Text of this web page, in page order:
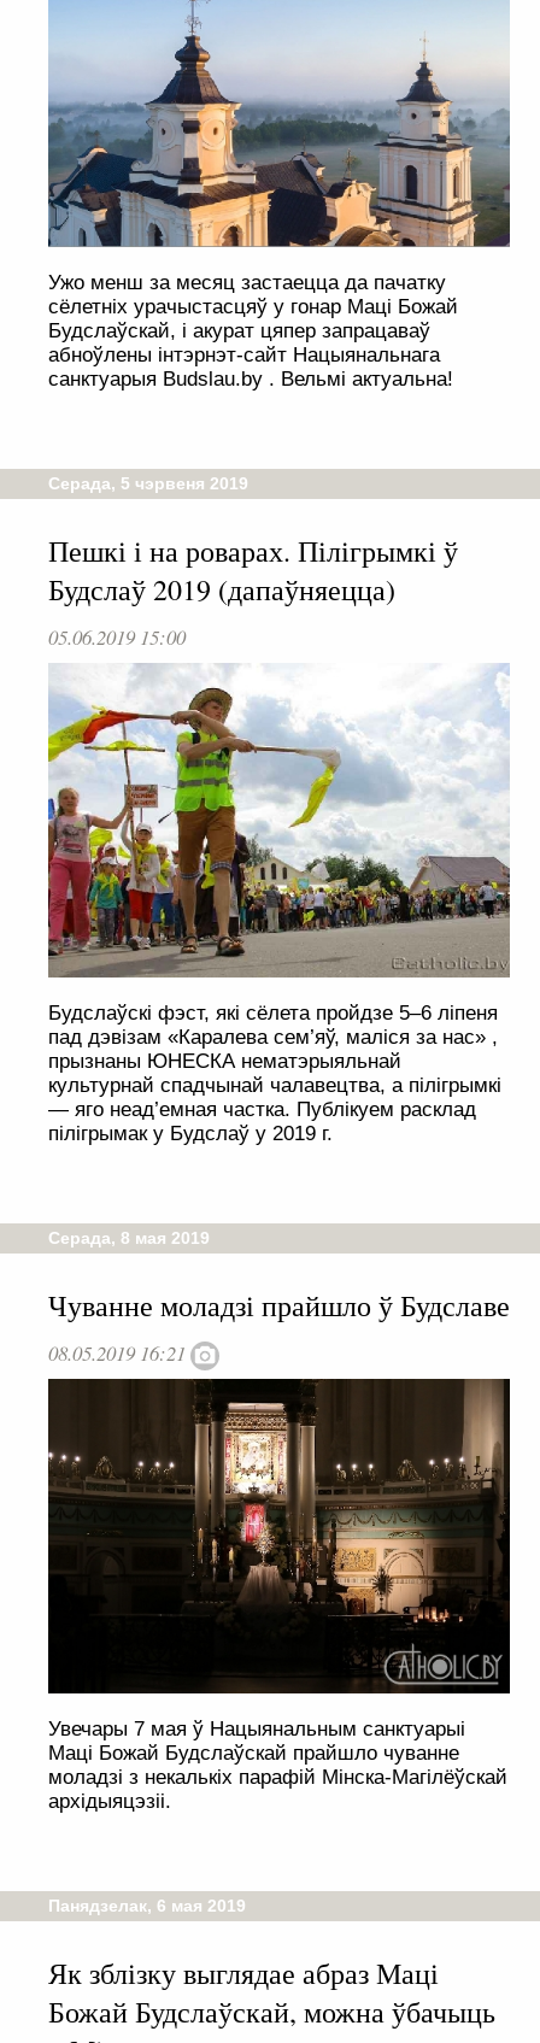
Ужо менш за месяц застаецца да пачатку
сёлетніх урачыстасцяў у гонар Маці Божай
Будслаўскай, і акурат цяпер запрацаваў
абноўлены інтэрнэт-сайт Нацыянальнага
санктуарыя Budslau.by . Вельмі актуальна!
Серада, 5 чэрвеня 2019
Пешкі і на роварах. Пілігрымкі ў
Будслаў 2019 (дапаўняецца)
05.06.2019 15:00
Будслаўскі фэст, які сёлета пройдзе 5–6 ліпеня
пад дэвізам «Каралева сем’яў, маліся за нас» ,
прызнаны ЮНЕСКА нематэрыяльнай
культурнай спадчынай чалавецтва, а пілігрымкі
— яго неад’емная частка. Публікуем расклад
пілігрымак у Будслаў у 2019 г.
Серада, 8 мая 2019
Чуванне моладзі прайшло ў Будславе
08.05.2019 16:21
Увечары 7 мая ў Нацыянальным санктуарыі
Маці Божай Будслаўскай прайшло чуванне
моладзі з некалькіх парафій Мінска-Магілёўскай
архідыяцэзіі.
Панядзелак, 6 мая 2019
Як зблізку выглядае абраз Маці
Божай Будслаўскай, можна ўбачыць